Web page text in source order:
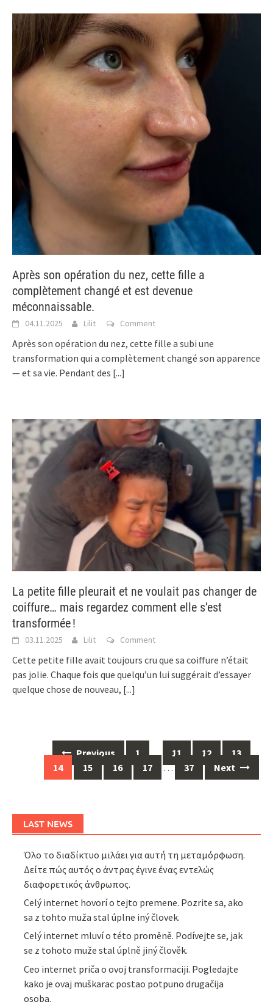
Après son opération du nez, cette fille a
complètement changé et est devenue
méconnaissable.
04.11.2025 Lilit Comment
Après son opération du nez, cette fille a subi une
transformation qui a complètement changé son apparence
— et sa vie. Pendant des [...]
La petite fille pleurait et ne voulait pas changer de
coiffure… mais regardez comment elle s’est
transformée !
03.11.2025 Lilit Comment
Cette petite fille avait toujours cru que sa coiffure n’était
pas jolie. Chaque fois que quelqu’un lui suggérait d’essayer
quelque chose de nouveau, [...]
navigation
Previous 1 … 11 12
13
14
15 16 17 … 37 Next
LAST NEWS
Όλο το διαδίκτυο μιλάει για αυτή τη μεταμόρφωση.
Δείτε πώς αυτός ο άντρας έγινε ένας εντελώς
διαφορετικός άνθρωπος.
Celý internet hovorí o tejto premene. Pozrite sa, ako
sa z tohto muža stal úplne iný človek.
Celý internet mluví o této proměně. Podívejte se, jak
se z tohoto muže stal úplně jiný člověk.
Ceo internet priča o ovoj transformaciji. Pogledajte
kako je ovaj muškarac postao potpuno drugačija
osoba.